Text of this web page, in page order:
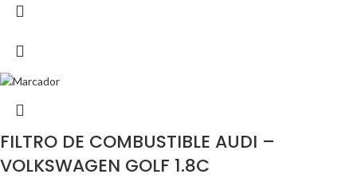
FILTRO DE COMBUSTIBLE AUDI –
VOLKSWAGEN GOLF 1.8C